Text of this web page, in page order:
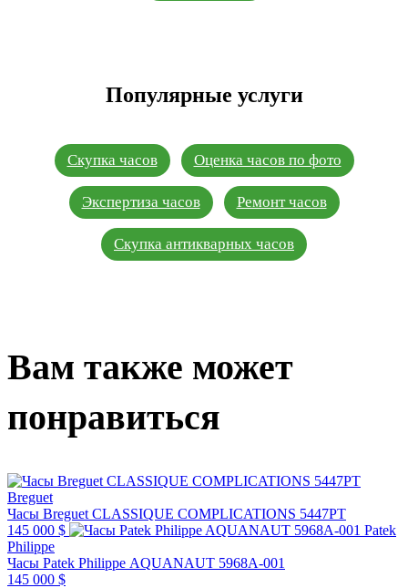
Популярные услуги
Скупка часов Оценка часов по фото
Экспертиза часов Ремонт часов
Скупка антикварных часов
Вам также может
понравиться
Breguet
Часы Breguet CLASSIQUE COMPLICATIONS 5447PT
145 000 $
Patek
Philippe
Часы Patek Philippe AQUANAUT 5968A-001
145 000 $